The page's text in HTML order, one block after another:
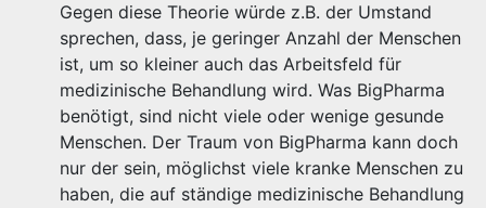
Gegen diese Theorie würde z.B. der Umstand
sprechen, dass, je geringer Anzahl der Menschen
ist, um so kleiner auch das Arbeitsfeld für
medizinische Behandlung wird. Was BigPharma
benötigt, sind nicht viele oder wenige gesunde
Menschen. Der Traum von BigPharma kann doch
nur der sein, möglichst viele kranke Menschen zu
haben, die auf ständige medizinische Behandlung